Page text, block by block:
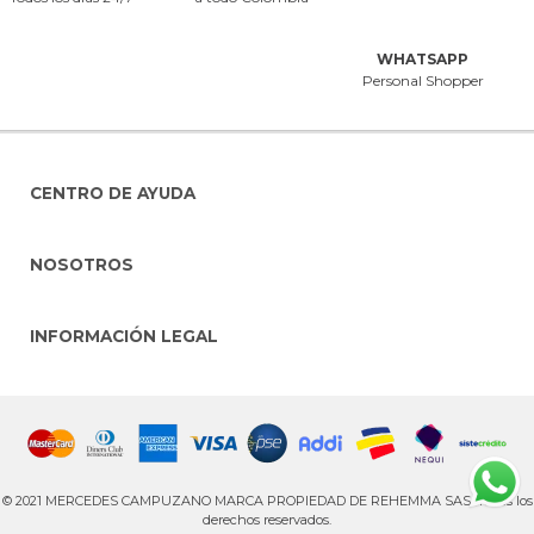
WHATSAPP
Personal Shopper
CENTRO DE AYUDA
NOSOTROS
INFORMACIÓN LEGAL
© 2021 MERCEDES CAMPUZANO MARCA PROPIEDAD DE REHEMMA SAS. Todos los
derechos reservados.